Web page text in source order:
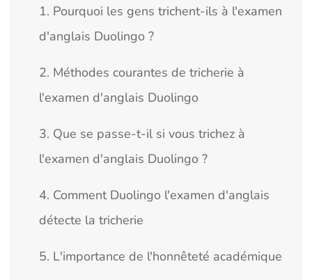
1. Pourquoi les gens trichent-ils à l'examen
d'anglais Duolingo ?
2. Méthodes courantes de tricherie à
l'examen d'anglais Duolingo
3. Que se passe-t-il si vous trichez à
l'examen d'anglais Duolingo ?
4. Comment Duolingo l'examen d'anglais
détecte la tricherie
5. L'importance de l'honnêteté académique